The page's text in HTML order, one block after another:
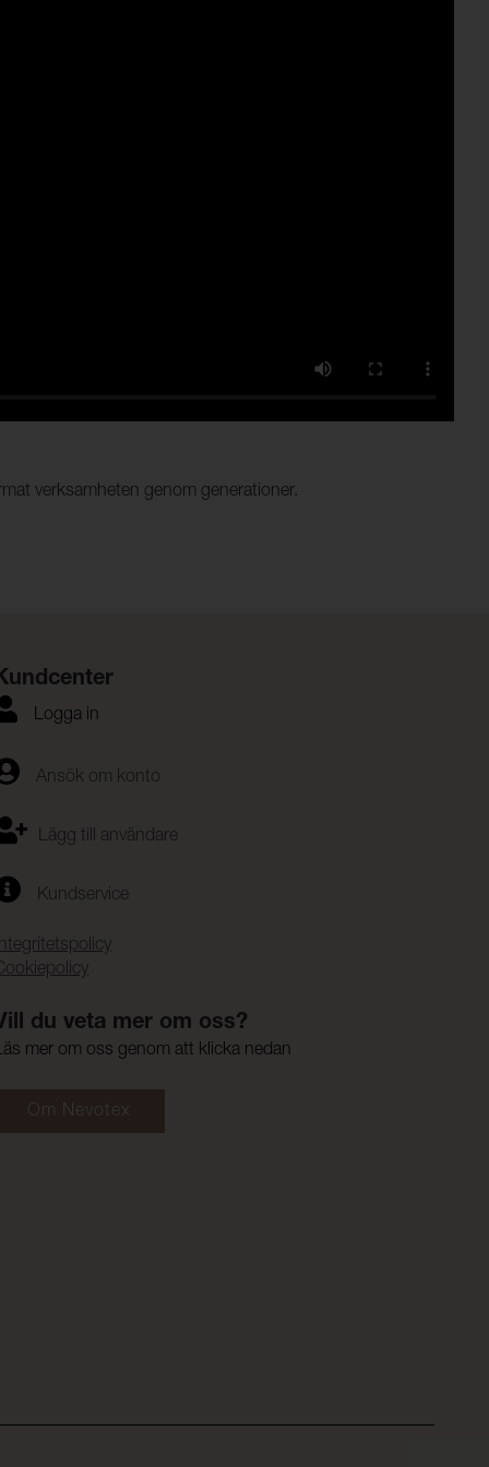
verksamheten genom generationer.
Logga in
Ansök om konto
Lägg till användare
Kundservice
du veta mer om oss?
mer om oss genom att klicka nedan
Om Nevotex